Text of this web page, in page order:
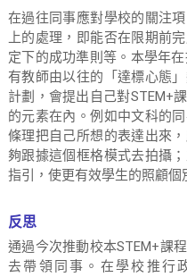
在過往同事應對學校的關注
上的處理，即能否在限期前
定下的成功準則等。本學年
有教師由以往的「達標心態
計劃，會提出自己對STEM+
的元素在內。例如中文科的
條理把自己所想的表達出來
夠跟據這個框格模式去拍攝
指引，使更有效學生的照顧個
反思
通過今次推動校本STEM+課
去帶領同事。在學校推行